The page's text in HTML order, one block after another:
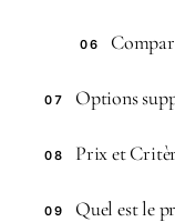
06
07 Options
08 Prix et
09 Quel est le